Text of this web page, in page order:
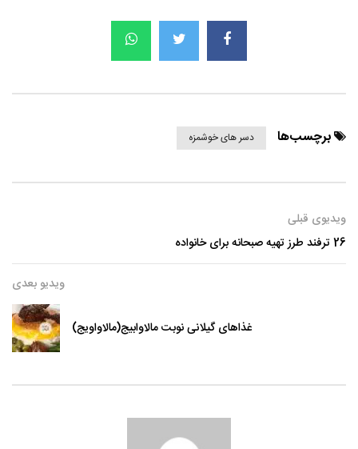
برچسب‌ها دسر های خوشمزه
ویدیوی قبلی
26 ترفند طرز تهیه صبحانه برای خانواده
ویدیو بعدی
غذاهای گیلانی نوبت مالاوابیج(مالاواویج)